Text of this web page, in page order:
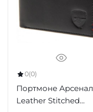
0(0)
Портмоне Арсенал
Leather Stitched